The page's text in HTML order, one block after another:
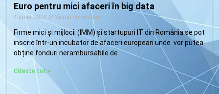
Euro pentru mici afaceri în big data
4 iunie 2018 Niciun comentariu
Firme mici și mijlocii (IMM) și startupuri IT din România se pot
înscrie într-un incubator de afaceri european unde vor putea
obține fonduri nerambursabile de
Citeste tot »